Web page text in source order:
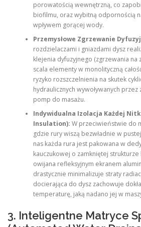
porowatością wewnętrzną, co
biofilmu, oraz wybitną odpornością
wpływem gorącej wody.
Przemysłowe Zgrzewanie
rozdzielaczami i gniazdami dysz
klejenia dyfuzyjnego (zgrzewania na
scala elementy w monolityczną
ryzyko rozszczelnienia na skutek
hydraulicznych wywoływanych przez
pomp do masażu.
Indywidualna Izolacja Każdej
Insulation): W przeciwieństwie do
gdzie rury wiszą bezwładnie w
nas każda rura jest pakowana w
kauczukowej o zamkniętej
owijana refleksyjnym ekranem
drastycznie minimalizuje straty
docierająca do dysz zachowuje
temperaturę, jaką nadano jej w
3. Inteligentne Matryce